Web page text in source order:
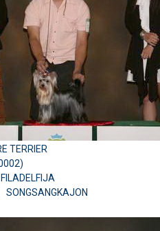
TERRIER
SONGSANGKAJON